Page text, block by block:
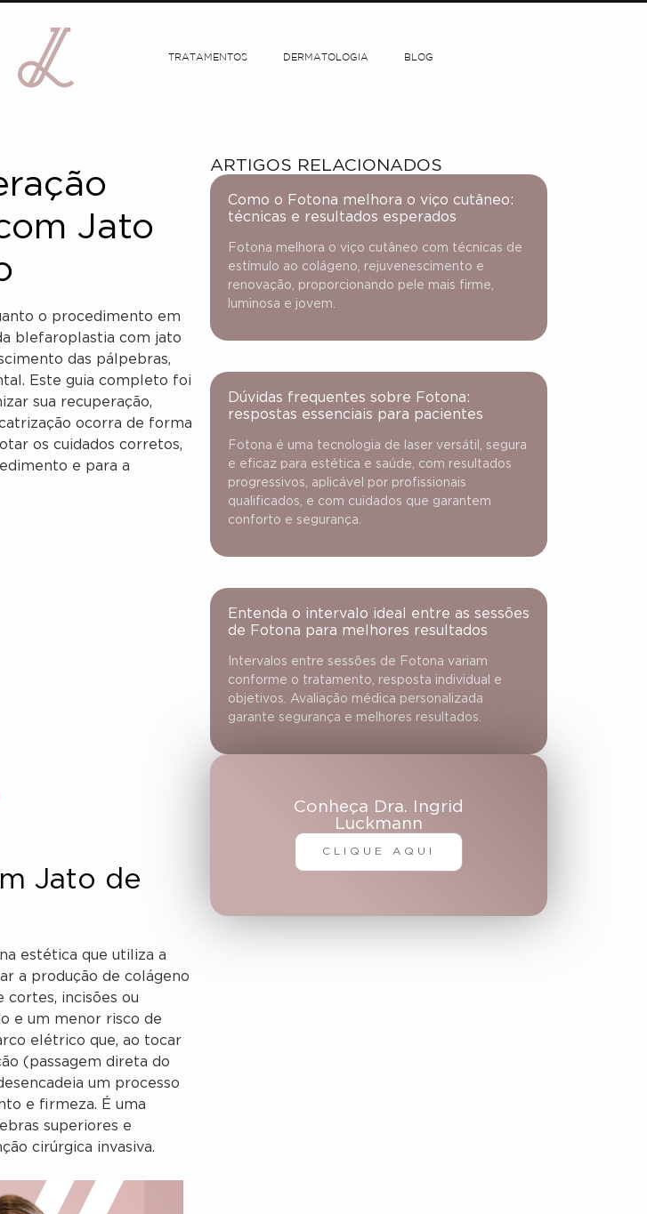
TRATAMENTOS DERMATOLOGIA BLOG
Jato
o procedimento em
blefaroplastia com jato
das pálpebras,
Este guia completo foi
sua recuperação,
ocorra de forma
os cuidados corretos,
e para a
Jato de
estética que utiliza a
a produção de colágeno
cortes, incisões ou
e um menor risco de
elétrico que, ao tocar
(passagem direta do
um processo
e firmeza. É uma
superiores e
cirúrgica invasiva.
ARTIGOS RELACIONADOS
Como o Fotona melhora o viço cutâneo:
técnicas e resultados esperados
Fotona melhora o viço cutâneo com técnicas de
estímulo ao colágeno, rejuvenescimento e
renovação, proporcionando pele mais firme,
luminosa e jovem.
Dúvidas frequentes sobre Fotona:
respostas essenciais para pacientes
Fotona é uma tecnologia de laser versátil, segura
e eficaz para estética e saúde, com resultados
progressivos, aplicável por profissionais
qualificados, e com cuidados que garantem
conforto e segurança.
Entenda o intervalo ideal entre as sessões
de Fotona para melhores resultados
Intervalos entre sessões de Fotona variam
conforme o tratamento, resposta individual e
objetivos. Avaliação médica personalizada
garante segurança e melhores resultados.
Conheça Dra. Ingrid
Luckmann
CLIQUE AQUI